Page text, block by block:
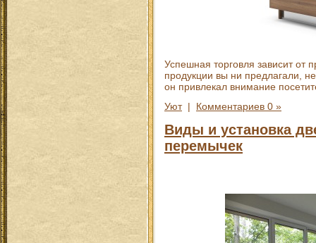
Успешная торговля зависит от
продукции вы ни предлагали,
он привлекал внимание
Уют| Комментариев 0 »
Виды и установка
перемычек